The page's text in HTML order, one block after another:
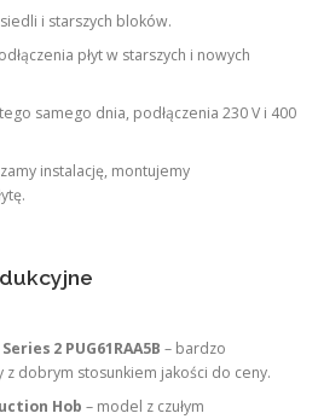
i starszych bloków.
płyt w starszych i nowych
samego dnia, podłączenia 230 V i 400
instalację, montujemy
2 PUG61RAA5B – bardzo
dobrym stosunkiem jakości do ceny.
Hob – model z czułym